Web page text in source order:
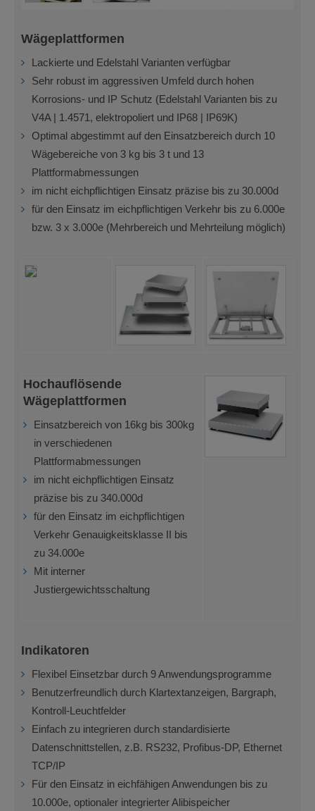
Wägeplattformen
Lackierte und Edelstahl Varianten verfügbar
Sehr robust im aggressiven Umfeld durch hohen
Korrosions- und IP Schutz (Edelstahl Varianten bis zu
V4A | 1.4571, elektropoliert und IP68 | IP69K)
Optimal abgestimmt auf den Einsatzbereich durch 10
Wägebereiche von 3 kg bis 3 t und 13
Plattformabmessungen
im nicht eichpflichtigen Einsatz präzise bis zu 30.000d
für den Einsatz im eichpflichtigen Verkehr bis zu 6.000e
bzw. 3 x 3.000e (Mehrbereich und Mehrteilung möglich)
Hochauflösende
Wägeplattformen
Einsatzbereich von 16kg bis 300kg
in verschiedenen
Plattformabmessungen
im nicht eichpflichtigen Einsatz
präzise bis zu 340.000d
für den Einsatz im eichpflichtigen
Verkehr Genauigkeitsklasse II bis
zu 34.000e
Mit interner
Justiergewichtsschaltung
Indikatoren
Flexibel Einsetzbar durch 9 Anwendungsprogramme
Benutzerfreundlich durch Klartextanzeigen, Bargraph,
Kontroll-Leuchtfelder
Einfach zu integrieren durch standardisierte
Datenschnittstellen, z.B. RS232, Profibus-DP, Ethernet
TCP/IP
Für den Einsatz in eichfähigen Anwendungen bis zu
10.000e, optionaler integrierter Alibispeicher